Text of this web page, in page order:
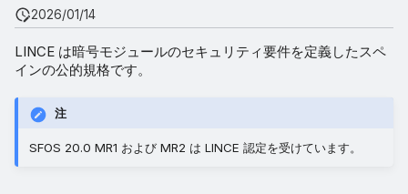
ド2026/01/14
LINCE は暗号モジュールのセキュリティ要件を定義したスペ
インの公的規格です。
注
SFOS 20.0 MR1 および MR2 は LINCE 認定を受けています。